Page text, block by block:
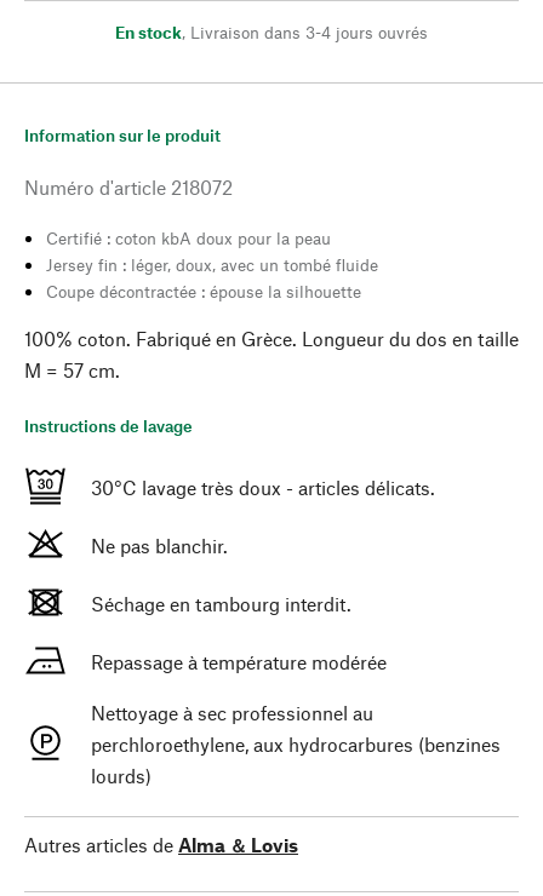
En stock, Livraison dans 3-4 jours ouvrés
Information sur le produit
Numéro d'article 218072
Certifié : coton kbA doux pour la peau
Jersey fin : léger, doux, avec un tombé fluide
Coupe décontractée : épouse la silhouette
100% coton. Fabriqué en Grèce. Longueur du dos en taille
M = 57 cm.
Instructions de lavage
30°C lavage très doux - articles délicats.
Ne pas blanchir.
Séchage en tambourg interdit.
Repassage à température modérée
Nettoyage à sec professionnel au
perchloroethylene, aux hydrocarbures (benzines
lourds)
Autres articles de Alma ＆ Lovis